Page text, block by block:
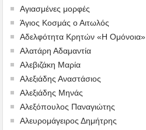
Αγιασμένες μορφές
Άγιος Κοσμάς ο Αιτωλός
Αδελφότητα Κρητών «Η Ομόνοια»
Αλατάρη Αδαμαντία
Αλεβιζάκη Μαρία
Αλεξιάδης Αναστάσιος
Αλεξιάδης Μηνάς
Αλεξόπουλος Παναγιώτης
Αλευρομάγειρος Δημήτρης